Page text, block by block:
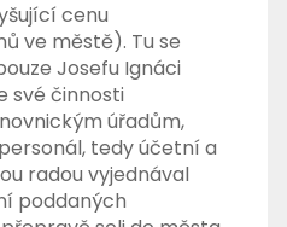
cenu
ve městě). Tu se
Josefu Ignáci
své činnosti
úřadům,
tedy účetní a
radou vyjednával
poddaných